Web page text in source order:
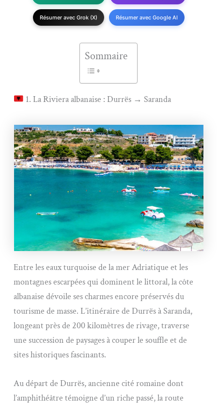
Résumer avec Grok (X) Résumer avec Google AI
Sommaire
1. La Riviera albanaise : Durrës → Saranda
Entre les eaux turquoise de la mer Adriatique et les
montagnes escarpées qui dominent le littoral, la côte
albanaise dévoile ses charmes encore préservés du
tourisme de masse. L’itinéraire de Durrës à Saranda,
longeant près de 200 kilomètres de rivage, traverse
une succession de paysages à couper le souffle et de
sites historiques fascinants.
Au départ de Durrës, ancienne cité romaine dont
l’amphithéâtre témoigne d’un riche passé, la route